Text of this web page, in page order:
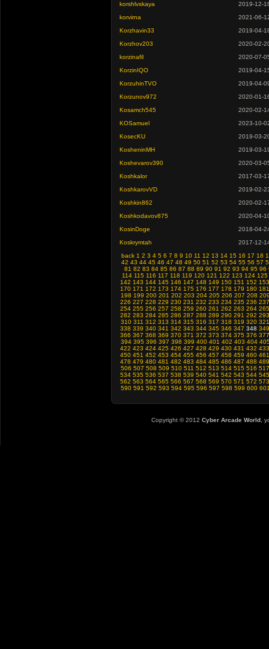
korshlvskaya
2019-12-
korvirna
2021-06-
Korzhavin33
2019-04-
Korzhov203
2020-02-
korzinafil
2020-07-
KorzinIQO
2019-04-
KorzuhinTVO
2019-04-
Korzunov972
2020-01-
Kosamch545
2020-02-
KOSamuel
2023-10-
KosecKU
2019-03-
KosheninMH
2019-03-
Koshevarov390
2020-03-
Koshkalor
2017-03-
KoshkarovVD
2019-02-
Koshkin862
2020-02-
Koshkodavov875
2020-04-
KosinDoge
2018-04-
Koskrymtah
2017-12-
back 1 2 3 4 5 6 7 8 9 10 11 12 13 14 15 16 17 18
42 43 44 45 46 47 48 49 50 51 52 53 54 55 56 57
81 82 83 84 85 86 87 88 89 90 91 92 93 94 95 96
114 115 116 117 118 119 120 121 122 123 124 125
142 143 144 145 146 147 148 149 150 151 152 153
170 171 172 173 174 175 176 177 178 179 180 181
198 199 200 201 202 203 204 205 206 207 208
226 227 228 229 230 231 232 233 234 235 236 237
254 255 256 257 258 259 260 261 262 263 264 265
282 283 284 285 286 287 288 289 290 291 292 293
310 311 312 313 314 315 316 317 318 319 320 321
338 339 340 341 342 343 344 345 346 347 348 349
366 367 368 369 370 371 372 373 374 375 376 377
394 395 396 397 398 399 400 401 402 403 404
422 423 424 425 426 427 428 429 430 431 432 433
450 451 452 453 454 455 456 457 458 459 460 461
478 479 480 481 482 483 484 485 486 487 488 489
506 507 508 509 510 511 512 513 514 515 516 517
534 535 536 537 538 539 540 541 542 543 544 545
562 563 564 565 566 567 568 569 570 571 572 573
590 591 592 593 594 595 596 597 598 599 600
Copyright © 2012 Cyber Arcade World ,